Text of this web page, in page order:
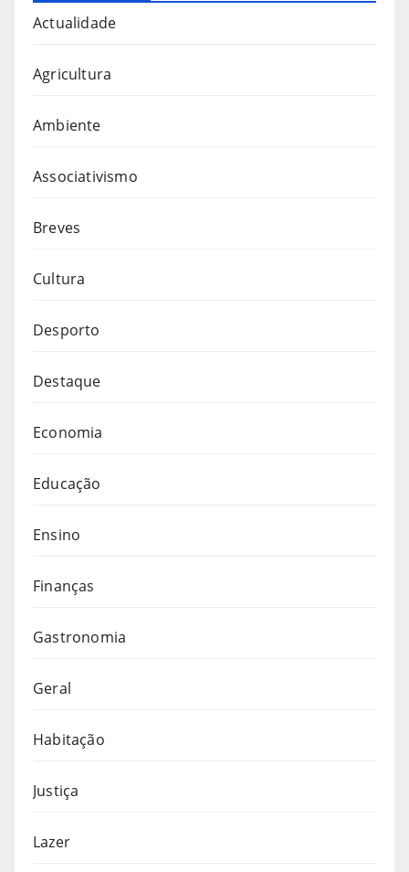
Actualidade
Agricultura
Ambiente
Associativismo
Breves
Cultura
Desporto
Destaque
Economia
Educação
Ensino
Finanças
Gastronomia
Geral
Habitação
Justiça
Lazer